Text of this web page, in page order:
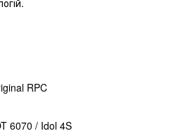
RPC
6070 / Idol 4S